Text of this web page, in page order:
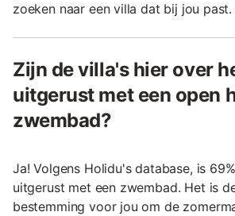
zoeken naar een villa dat bij jou past.
Zijn de villa's hier over
uitgerust met een open
zwembad?
Ja! Volgens Holidu's database, is
uitgerust met een zwembad. Het is
bestemming voor jou om de